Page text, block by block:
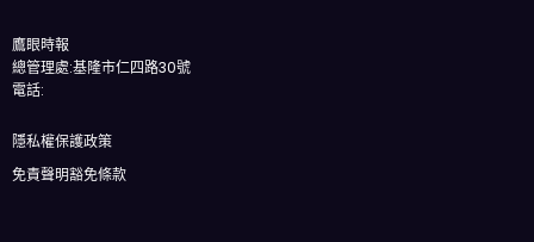
鷹眼時報
總管理處:基隆市仁四路30號
電話:
隱私權保護政策
免責聲明豁免條款